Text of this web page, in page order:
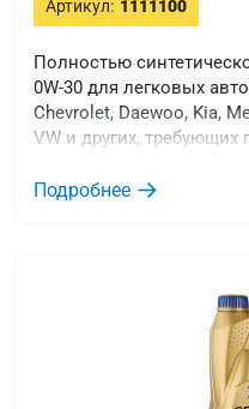
Артикул: 1111100
Полностью
0W-30 для легковых
Chevrolet, Daewoo, Kia,
VW и других,
и уровнем качества
Подробнее